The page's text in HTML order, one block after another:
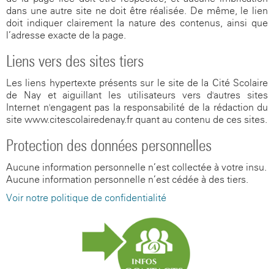
dans une autre site ne doit être réalisée. De même, le lien
doit indiquer clairement la nature des contenus, ainsi que
l’adresse exacte de la page.
Liens vers des sites tiers
Les liens hypertexte présents sur le site de la Cité Scolaire
de Nay et aiguillant les utilisateurs vers d'autres sites
Internet n'engagent pas la responsabilité de la rédaction du
site www.citescolairedenay.fr quant au contenu de ces sites.
Protection des données personnelles
Aucune information personnelle n’est collectée à votre insu.
Aucune information personnelle n’est cédée à des tiers.
Voir notre politique de confidentialité